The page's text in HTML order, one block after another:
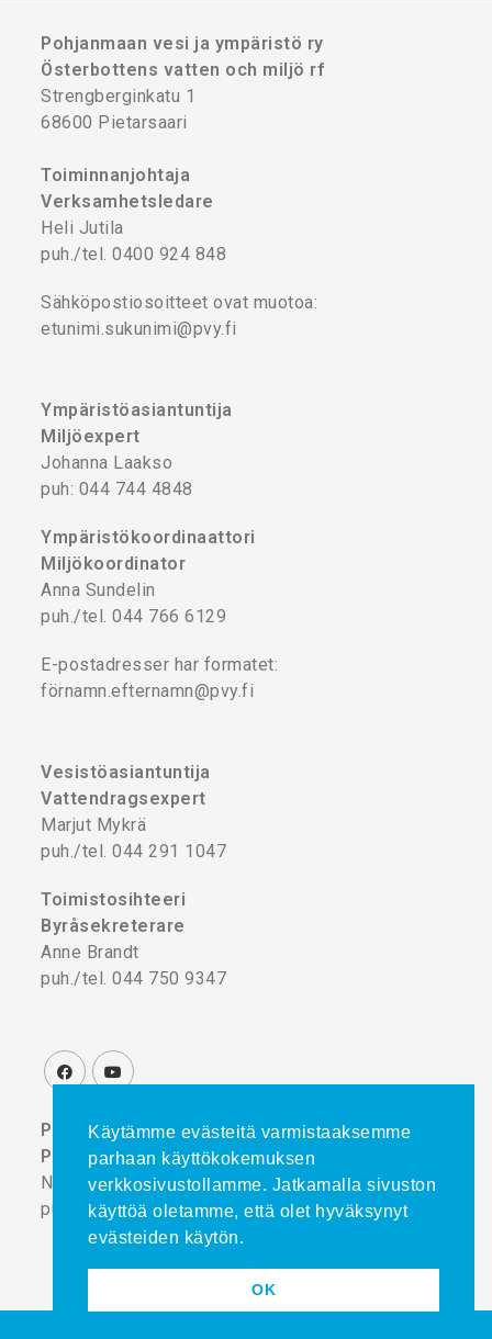
Pohjanmaan vesi ja ympäristö ry
Österbottens vatten och miljö rf
Strengberginkatu 1
68600 Pietarsaari
Toiminnanjohtaja
Verksamhetsledare
Heli Jutila
puh./tel. 0400 924 848
Sähköpostiosoitteet ovat muotoa:
etunimi.sukunimi@pvy.fi
Ympäristöasiantuntija
Miljöexpert
Johanna Laakso
puh: 044 744 4848
Ympäristökoordinaattori
Miljökoordinator
Anna Sundelin
puh./tel. 044 766 6129
E-postadresser har formatet:
förnamn.efternamn@pvy.fi
Vesistöasiantuntija
Vattendragsexpert
Marjut Mykrä
puh./tel. 044 291 1047
Toimistosihteeri
Byråsekreterare
Anne Brandt
puh./tel. 044 750 9347
Projektikoordinaattori
Projektkoordinator
Noora Turtinen
puh./tel. 044 777 8839
Käytämme evästeitä varmistaaksemme
parhaan käyttökokemuksen
verkkosivustollamme. Jatkamalla sivuston
käyttöä oletamme, että olet hyväksynyt
evästeiden käytön.
OK